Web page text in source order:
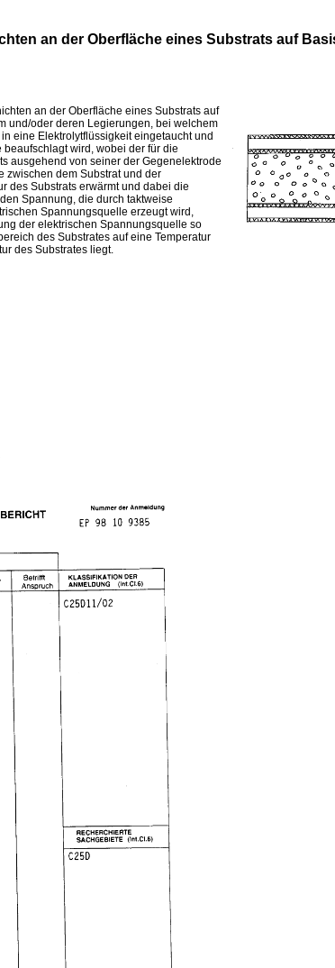
an der Oberfläche eines Substrats auf
an der Oberfläche eines Substrats auf
und/oder deren Legierungen, bei welchem
eine Elektrolytflüssigkeit eingetaucht und
wird, wobei der für die
ausgehend von seiner der Gegenelektrode
zwischen dem Substrat und der
des Substrats erwärmt und dabei die
Spannung, die durch taktweise
Spannungsquelle erzeugt wird,
der elektrischen Spannungsquelle so
des Substrates auf eine Temperatur
des Substrates liegt.